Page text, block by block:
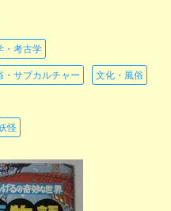
・考古学
・サブカルチャー 文化・風俗
怪